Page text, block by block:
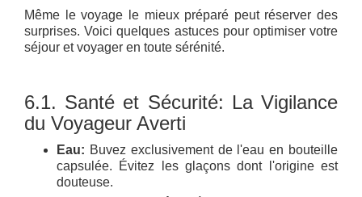
Même le voyage le mieux préparé peut réserver des
surprises. Voici quelques astuces pour optimiser votre
séjour et voyager en toute sérénité.
6.1. Santé et Sécurité: La Vigilance
du Voyageur Averti
Eau: Buvez exclusivement de l'eau en bouteille
capsulée. Évitez les glaçons dont l'origine est
douteuse.